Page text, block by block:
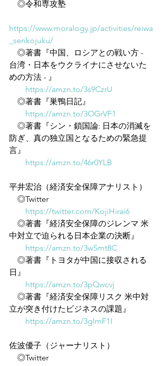
◎令和専攻塾
https://www.moralogy.jp/activities/reiwa
_senkojuku/
◎著書『中国、ロシアとの戦い方 -
台湾・日本をウクライナにさせないた
めの方法 - 』
https://amzn.to/3s9CzrU
◎著書『巣鴨日記』
https://amzn.to/3OGrVF1
◎著書『シン・鎖国論: 日本の消滅を
防ぎ、真の独立国となるための緊急提
言』
https://amzn.to/46r0YLB
平井宏治（経済安全保障アナリスト）
◎Twitter
https://twitter.com/KojiHirai6
◎著書『経済安全保障のジレンマ 米
中対立で迫られる日本企業の決断』
https://amzn.to/3wSmt8C
◎著書『トヨタが中国に接収される
日』
https://amzn.to/3pQwcvj
◎著書『経済安全保障リスク 米中対
立が突き付けたビジネスの課題』
https://amzn.to/3gImF1I
佐波優子（ジャーナリスト）
◎Twitter